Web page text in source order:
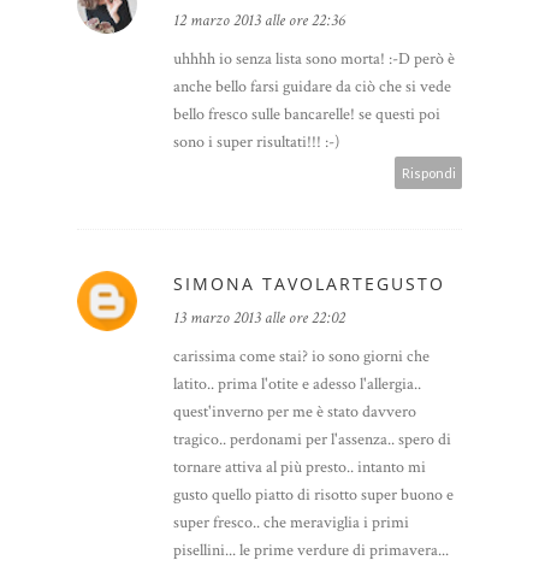
12 marzo 2013 alle ore 22:36
uhhhh io senza lista sono morta! :-D però è
anche bello farsi guidare da ciò che si vede
bello fresco sulle bancarelle! se questi poi
sono i super risultati!!! :-)
Rispondi
SIMONA TAVOLARTEGUSTO
13 marzo 2013 alle ore 22:02
carissima come stai? io sono giorni che
latito.. prima l'otite e adesso l'allergia..
quest'inverno per me è stato davvero
tragico.. perdonami per l'assenza.. spero di
tornare attiva al più presto.. intanto mi
gusto quello piatto di risotto super buono e
super fresco.. che meraviglia i primi
pisellini... le prime verdure di primavera...